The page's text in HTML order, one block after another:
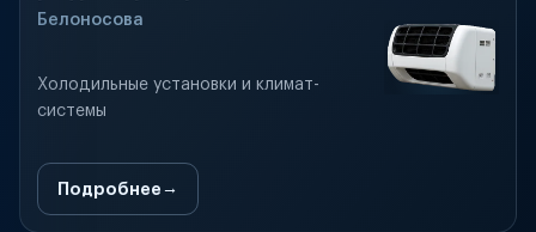
Белоносова
Холодильные установки и климат-
системы
Подробнее